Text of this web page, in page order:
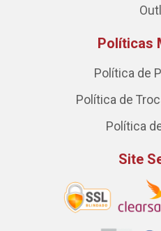
Políticas
Política de
Política de
Política
Site